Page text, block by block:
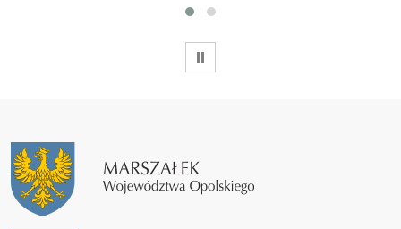
WSTRZYMAJ